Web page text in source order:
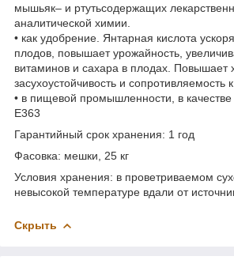
мышьяк– и ртутьсодержащих
аналитической химии.
• как удобрение. Янтарная кислота
плодов, повышает урожайность,
витаминов и сахара в плодах. Повышает
засухоустойчивость и сопротивляемость
• в пищевой промышленности, в
E363
Гарантийный срок хранения: 1 год
Фасовка: мешки, 25 кг
Условия хранения: в проветриваемом
невысокой температуре вдали от
Скрыть